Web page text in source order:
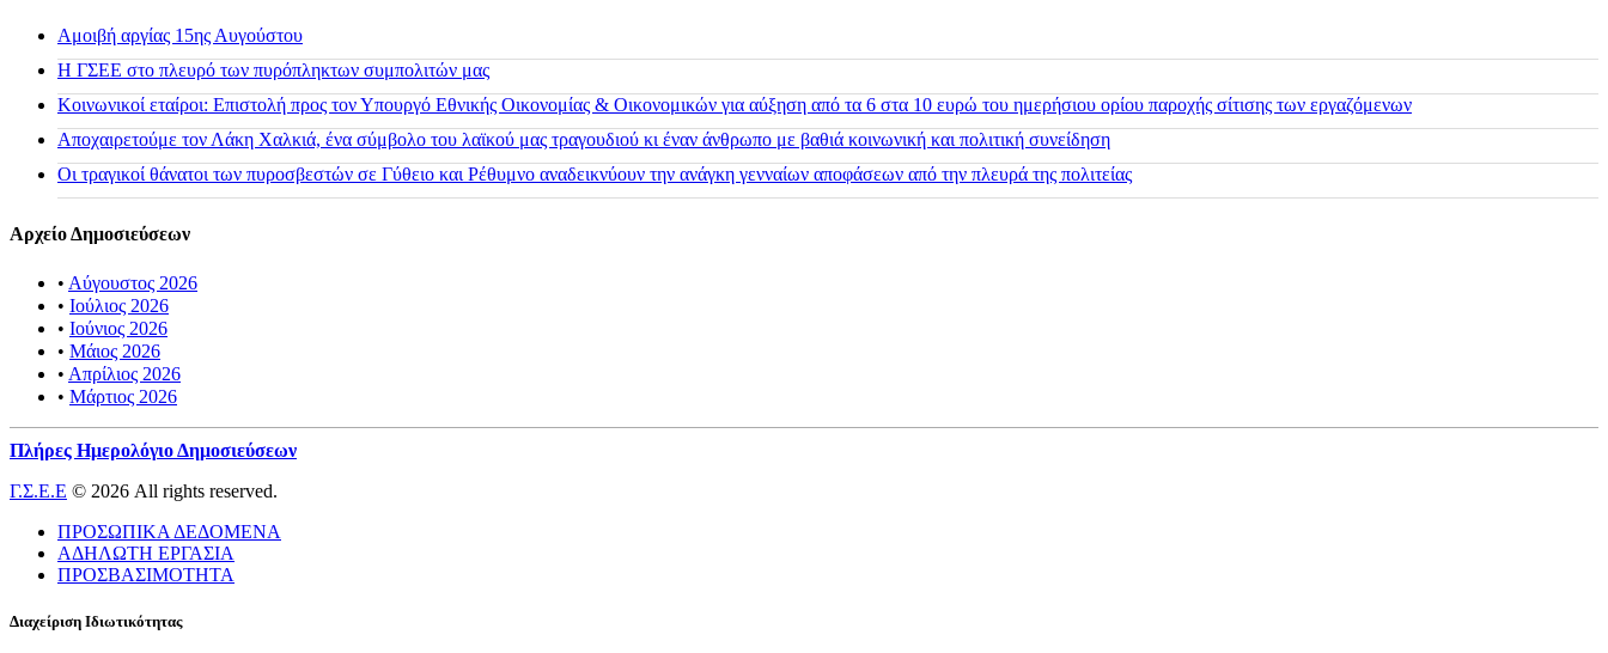
Αμοιβή αργίας 15ης Αυγούστου
H ΓΣΕΕ στο πλευρό των πυρόπληκτων συμπολιτών μας
Κοινωνικοί εταίροι: Επιστολή προς τον Υπουργό Εθνικής Οικονομίας & Οικονομικών για αύξηση από τα 6 στα 10 ευρώ του ημερήσιου ορίου παροχής σίτισης των εργαζόμενων
Αποχαιρετούμε τον Λάκη Χαλκιά, ένα σύμβολο του λαϊκού μας τραγουδιού κι έναν άνθρωπο με βαθιά κοινωνική και πολιτική συνείδηση
Οι τραγικοί θάνατοι των πυροσβεστών σε Γύθειο και Ρέθυμνο αναδεικνύουν την ανάγκη γενναίων αποφάσεων από την πλευρά της πολιτείας
Αρχείο Δημοσιεύσεων
• Αύγουστος 2026
• Ιούλιος 2026
• Ιούνιος 2026
• Μάιος 2026
• Απρίλιος 2026
• Μάρτιος 2026
Πλήρες Ημερολόγιο Δημοσιεύσεων
Γ.Σ.Ε.Ε © 2026 All rights reserved.
ΠΡΟΣΩΠΙΚΑ ΔΕΔΟΜΕΝΑ
ΑΔΗΛΩΤΗ ΕΡΓΑΣΙΑ
ΠΡΟΣΒΑΣΙΜΟΤΗΤΑ
Διαχείριση Ιδιωτικότητας